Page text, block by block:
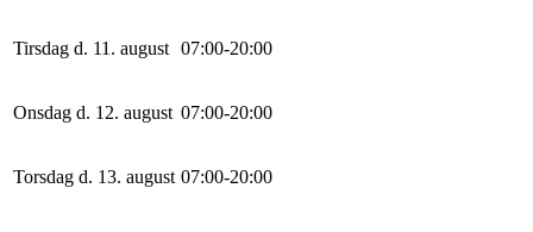
Tirsdag d. 11. august 07:00-20:00
Onsdag d. 12. august 07:00-20:00
Torsdag d. 13. august 07:00-20:00